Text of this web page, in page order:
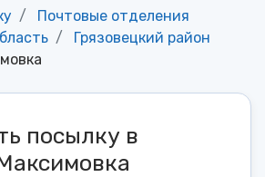
Почтовые отделения
Грязовецкий район
посылку в